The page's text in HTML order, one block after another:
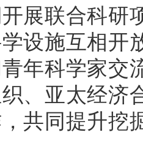
展联合科研
设施互相开
年科学家交
织、亚太经
共同提升挖